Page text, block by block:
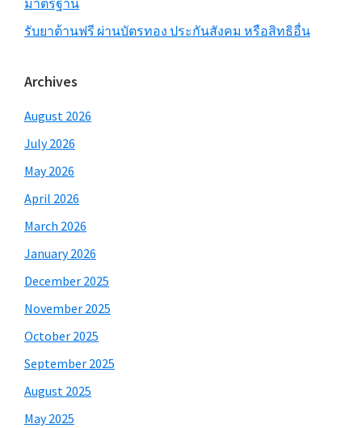
มาตรฐาน
รับยาต้านฟรี ผ่านบัตรทอง ประกันสังคม หรือสิทธิอื่น
Archives
August 2026
July 2026
May 2026
April 2026
March 2026
January 2026
December 2025
November 2025
October 2025
September 2025
August 2025
May 2025